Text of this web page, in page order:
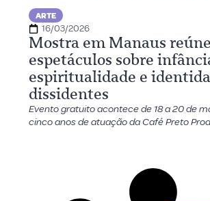
ARTE
16/03/2026
Mostra em Manaus reúne
espetáculos sobre
espiritualidade e
dissidentes
Evento gratuito acontece de 18 a 20 de
cinco anos de atuação da Café Preto